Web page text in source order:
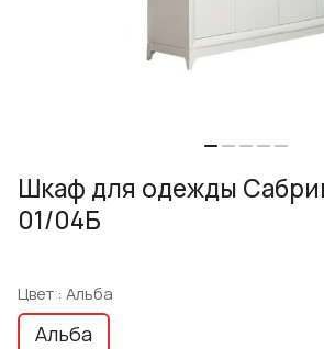
Шкаф для одежды
01/04Б
Цвет : Альба
Альба